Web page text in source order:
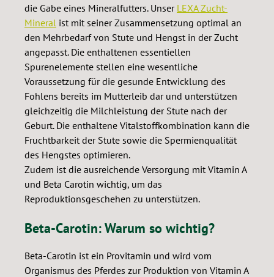
die Gabe eines Mineralfutters. Unser LEXA Zucht-
Mineral ist mit seiner Zusammensetzung optimal an
den Mehrbedarf von Stute und Hengst in der Zucht
angepasst. Die enthaltenen essentiellen
Spurenelemente stellen eine wesentliche
Voraussetzung für die gesunde Entwicklung des
Fohlens bereits im Mutterleib dar und unterstützen
gleichzeitig die Milchleistung der Stute nach der
Geburt. Die enthaltene Vitalstoffkombination kann die
Fruchtbarkeit der Stute sowie die Spermienqualität
des Hengstes optimieren.
Zudem ist die ausreichende Versorgung mit Vitamin A
und Beta Carotin wichtig, um das
Reproduktionsgeschehen zu unterstützen.
Beta-Carotin: Warum so wichtig?
Beta-Carotin ist ein Provitamin und wird vom
Organismus des Pferdes zur Produktion von Vitamin A